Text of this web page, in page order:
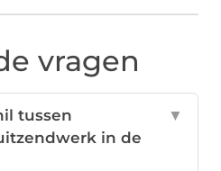
vragen
tussen
in de
▼